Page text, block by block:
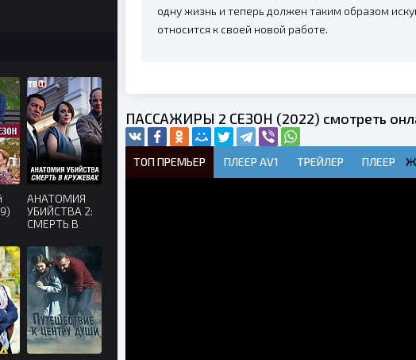
одну жизнь и теперь должен таким образом
относится к своей новой работе.
ПАССАЖИРЫ 2 СЕЗОН (2022) смотреть
ТОП ПРЕМЬЕР ПЛЕЕР AV1 ТРЕЙЛЕР ПЛЕЕР
АНАТОМИЯ
УБИЙСТВА 2:
СМЕРТЬ В
(2019)